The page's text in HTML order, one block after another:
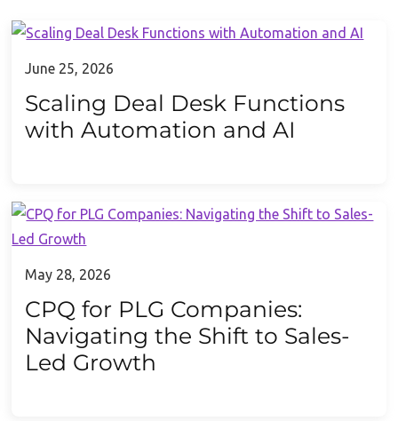
June 25, 2026
Scaling Deal Desk Functions
with Automation and AI
May 28, 2026
CPQ for PLG Companies:
Navigating the Shift to Sales-
Led Growth